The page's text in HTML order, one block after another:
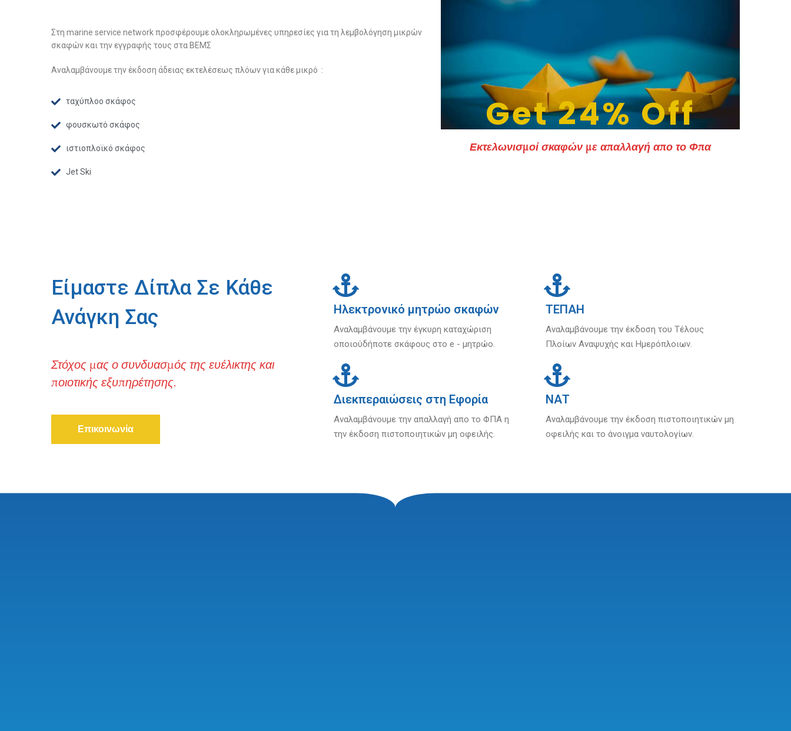
Στη marine service network προσφέρουμε ολοκληρωμένες υπηρεσίες για τη λεμβολόγηση μικρών
σκαφών και την εγγραφής τους στα ΒΕΜΣ
Αναλαμβάνουμε την έκδοση άδειας εκτελέσεως πλόων για κάθε μικρό :
ταχύπλοο σκάφος
φουσκωτό σκάφος
ιστιοπλοϊκό σκάφος
Jet Ski
Get 24% Off
Εκτελωνισμοί σκαφών με απαλλαγή απο το Φπα
Είμαστε Δίπλα Σε Κάθε
Ανάγκη Σας
Στόχος μας ο συνδυασμός της ευέλικτης και
ποιοτικής εξυπηρέτησης.
Επικοινωνία
Ηλεκτρονικό μητρώο σκαφών
Αναλαμβάνουμε την έγκυρη καταχώριση
οποιούδήποτε σκάφους στο e - μητρώο.
Διεκπεραιώσεις στη Εφορία
Αναλαμβάνουμε την απαλλαγή απο το ΦΠΑ η
την έκδοση πιστοποιητικών μη οφειλής.
ΤΕΠΑΗ
Αναλαμβάνουμε την έκδοση του Τέλους
Πλοίων Αναψυχής και Ημερόπλοιων.
ΝΑΤ
Αναλαμβάνουμε την έκδοση πιστοποιητικών μη
οφειλής και το άνοιγμα ναυτολογίων.